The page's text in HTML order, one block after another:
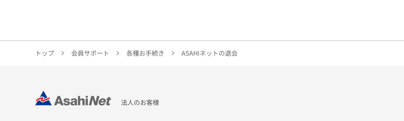
トップ 会員サポート 各種お手続き ASAHIネットの退会
法人のお客様